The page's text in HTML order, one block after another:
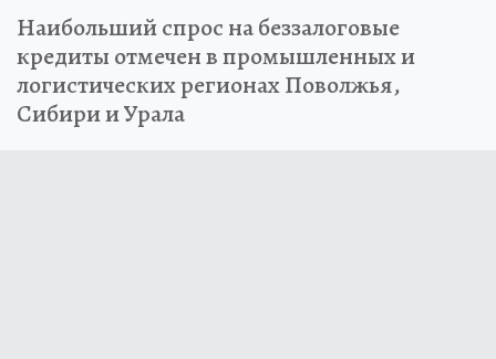
Наибольший спрос на беззалоговые
кредиты отмечен в промышленных и
логистических регионах Поволжья,
Сибири и Урала